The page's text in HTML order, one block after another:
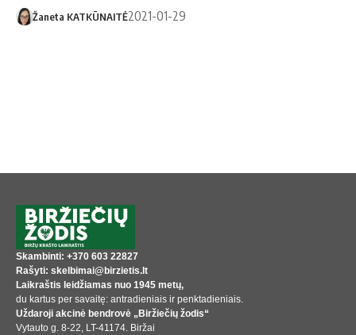
Žaneta KATKŪNAITĖ2021-01-29
Skambinti: +370 603 22827
Rašyti: skelbimai@birzietis.lt
Laikraštis leidžiamas nuo 1945 metų,
du kartus per savaitę: antradieniais ir penktadieniais.
Uždaroji akcinė bendrovė „Biržiečių žodis“
Vytauto g. 8-22, LT-41174. Biržai